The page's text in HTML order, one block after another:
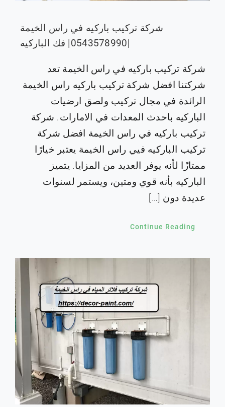
شركة تركيب باركيه في راس الخيمة
|0543578990| فك الباركيه
شركة تركيب باركيه في راس الخيمة تعد
شركتنا افضل شركة تركيب باركيه راس الخيمة
الرائدة في مجال تركيب ولصق ارضيات
الباركيه باحدث المعدات في الامارات. شركة
تركيب باركيه في راس الخيمة افضل شركة
تركيب الباركيه فيي راس الخيمة يعتبر خيارًا
ممتازًا لأنه يوفر العديد من المزايا. يتميز
الباركيه بأنه قوي ومتين، ويستمر لسنوات
عديدة دون […]
Continue Reading